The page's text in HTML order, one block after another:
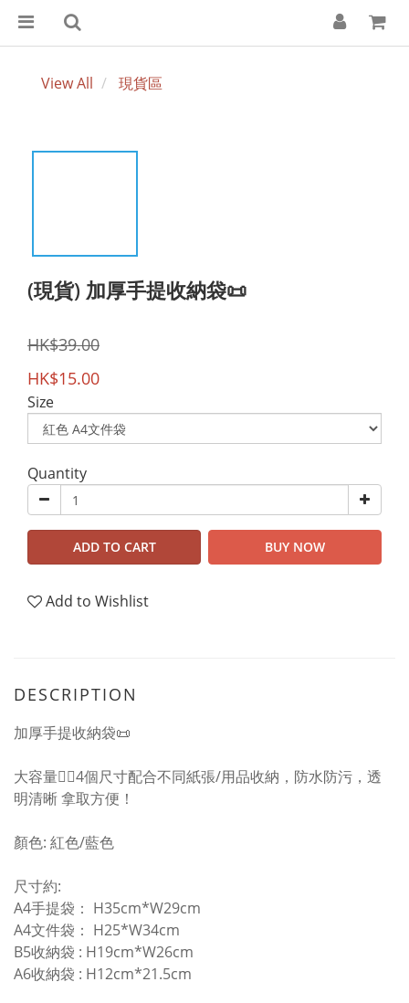
View All 現貨區
(現貨) 加厚手提收納袋📜
HK$39.00
HK$15.00
Size
Quantity
ADD TO CART BUY NOW
Add to Wishlist
DESCRIPTION
加厚手提收納袋📜
大容量👍🏻4個尺寸配合不同紙張/用品收納，防水防污，透
明清晰 拿取方便！
顏色: 紅色/藍色
尺寸約:
A4手提袋： H35cm*W29cm
A4文件袋： H25*W34cm
B5收納袋 : H19cm*W26cm
A6收納袋 : H12cm*21.5cm